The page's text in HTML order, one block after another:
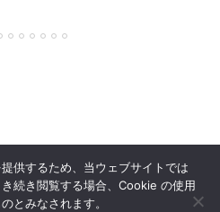
STORE
供するため、当ウェブサイトでは
続き閲覧する場合、Cookie の使用
とみなされます。